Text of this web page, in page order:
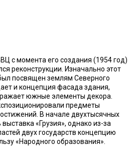
с момента его создания (1954 год)
реконструкции. Изначально этот
посвящен землям Северного
и концепция фасада здания,
южные элементы декора.
предметы
В начале двухтысячных
«Грузия», однако из-за
двух государств концепцию
«Народного образования».